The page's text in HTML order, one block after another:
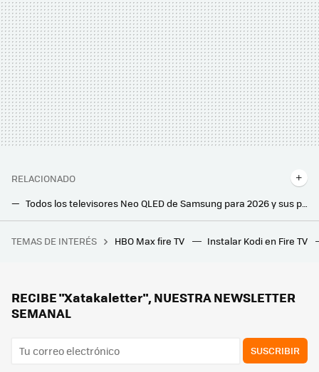
RELACIONADO
Todos los televisores Neo QLED de Samsung para 2026 y sus principales características y diferencias
A veces, una tele pequeña puede ser la mejor compra. Sobre todo si te dejan una Crystal UHD de 50 pulgadas a un precio como este
Un ayuntamiento catalán multó a un particular por "talar unos árboles". Han descubierto una red internacional de tráfico ilegal de basuras
TEMAS DE INTERÉS HBO Max fire TV Instalar Kodi en Fire TV
RECIBE "Xatakaletter", NUESTRA NEWSLETTER
SEMANAL
SUSCRIBIR